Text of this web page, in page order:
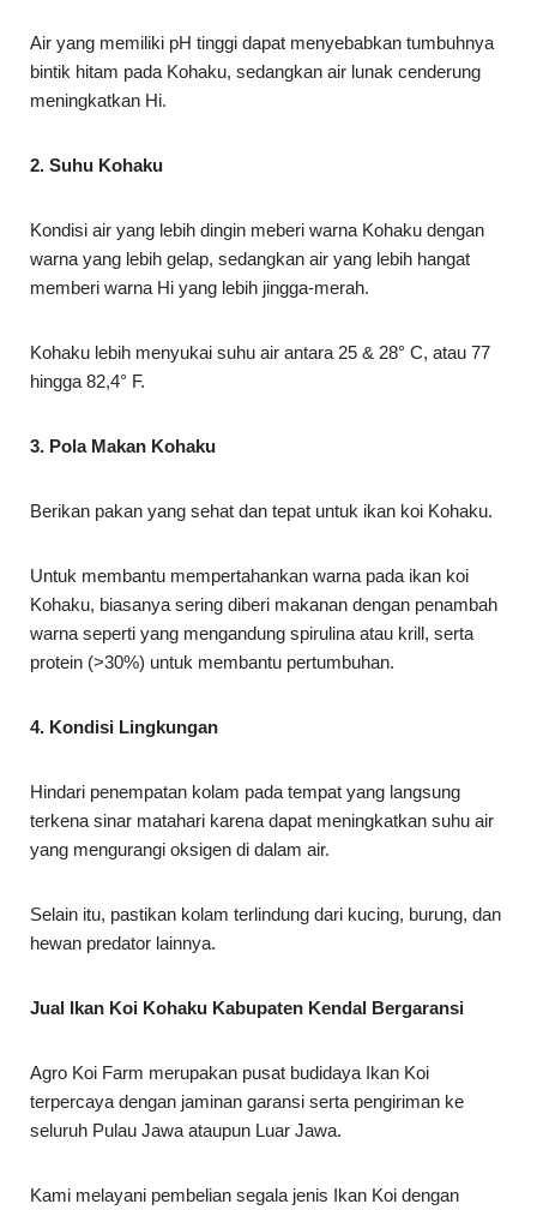
Air yang memiliki pH tinggi dapat menyebabkan tumbuhnya
bintik hitam pada Kohaku, sedangkan air lunak cenderung
meningkatkan Hi.
2. Suhu Kohaku
Kondisi air yang lebih dingin meberi warna Kohaku dengan
warna yang lebih gelap, sedangkan air yang lebih hangat
memberi warna Hi yang lebih jingga-merah.
Kohaku lebih menyukai suhu air antara 25 & 28° C, atau 77
hingga 82,4° F.
3. Pola Makan Kohaku
Berikan pakan yang sehat dan tepat untuk ikan koi Kohaku.
Untuk membantu mempertahankan warna pada ikan koi
Kohaku, biasanya sering diberi makanan dengan penambah
warna seperti yang mengandung spirulina atau krill, serta
protein (>30%) untuk membantu pertumbuhan.
4. Kondisi Lingkungan
Hindari penempatan kolam pada tempat yang langsung
terkena sinar matahari karena dapat meningkatkan suhu air
yang mengurangi oksigen di dalam air.
Selain itu, pastikan kolam terlindung dari kucing, burung, dan
hewan predator lainnya.
Jual Ikan Koi Kohaku Kabupaten Kendal Bergaransi
Agro Koi Farm merupakan pusat budidaya Ikan Koi
terpercaya dengan jaminan garansi serta pengiriman ke
seluruh Pulau Jawa ataupun Luar Jawa.
Kami melayani pembelian segala jenis Ikan Koi dengan